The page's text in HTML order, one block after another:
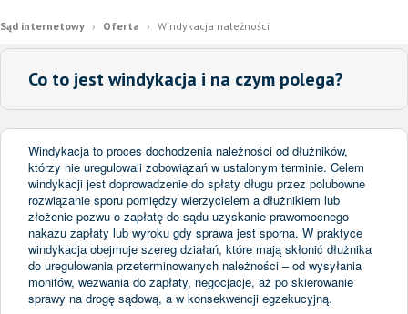
Sąd internetowy › Oferta › Windykacja należności
Co to jest windykacja i na czym polega?
Windykacja to proces dochodzenia należności od dłużników,
którzy nie uregulowali zobowiązań w ustalonym terminie. Celem
windykacji jest doprowadzenie do spłaty długu przez polubowne
rozwiązanie sporu pomiędzy wierzycielem a dłużnikiem lub
złożenie pozwu o zapłatę do sądu uzyskanie prawomocnego
nakazu zapłaty lub wyroku gdy sprawa jest sporna. W praktyce
windykacja obejmuje szereg działań, które mają skłonić dłużnika
do uregulowania przeterminowanych należności – od wysyłania
monitów, wezwania do zapłaty, negocjacje, aż po skierowanie
sprawy na drogę sądową, a w konsekwencji egzekucyjną.